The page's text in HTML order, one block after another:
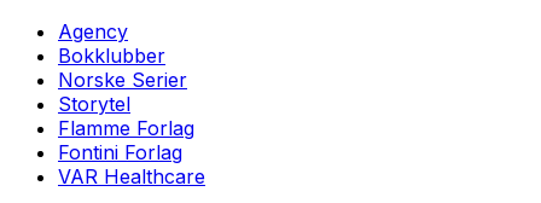
Agency
Bokklubber
Norske Serier
Storytel
Flamme Forlag
Fontini Forlag
VAR Healthcare